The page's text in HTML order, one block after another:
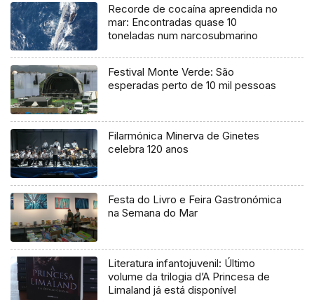
Recorde de cocaína apreendida no
mar: Encontradas quase 10
toneladas num narcosubmarino
Festival Monte Verde: São
esperadas perto de 10 mil pessoas
Filarmónica Minerva de Ginetes
celebra 120 anos
Festa do Livro e Feira Gastronómica
na Semana do Mar
Literatura infantojuvenil: Último
volume da trilogia d’A Princesa de
Limaland já está disponível